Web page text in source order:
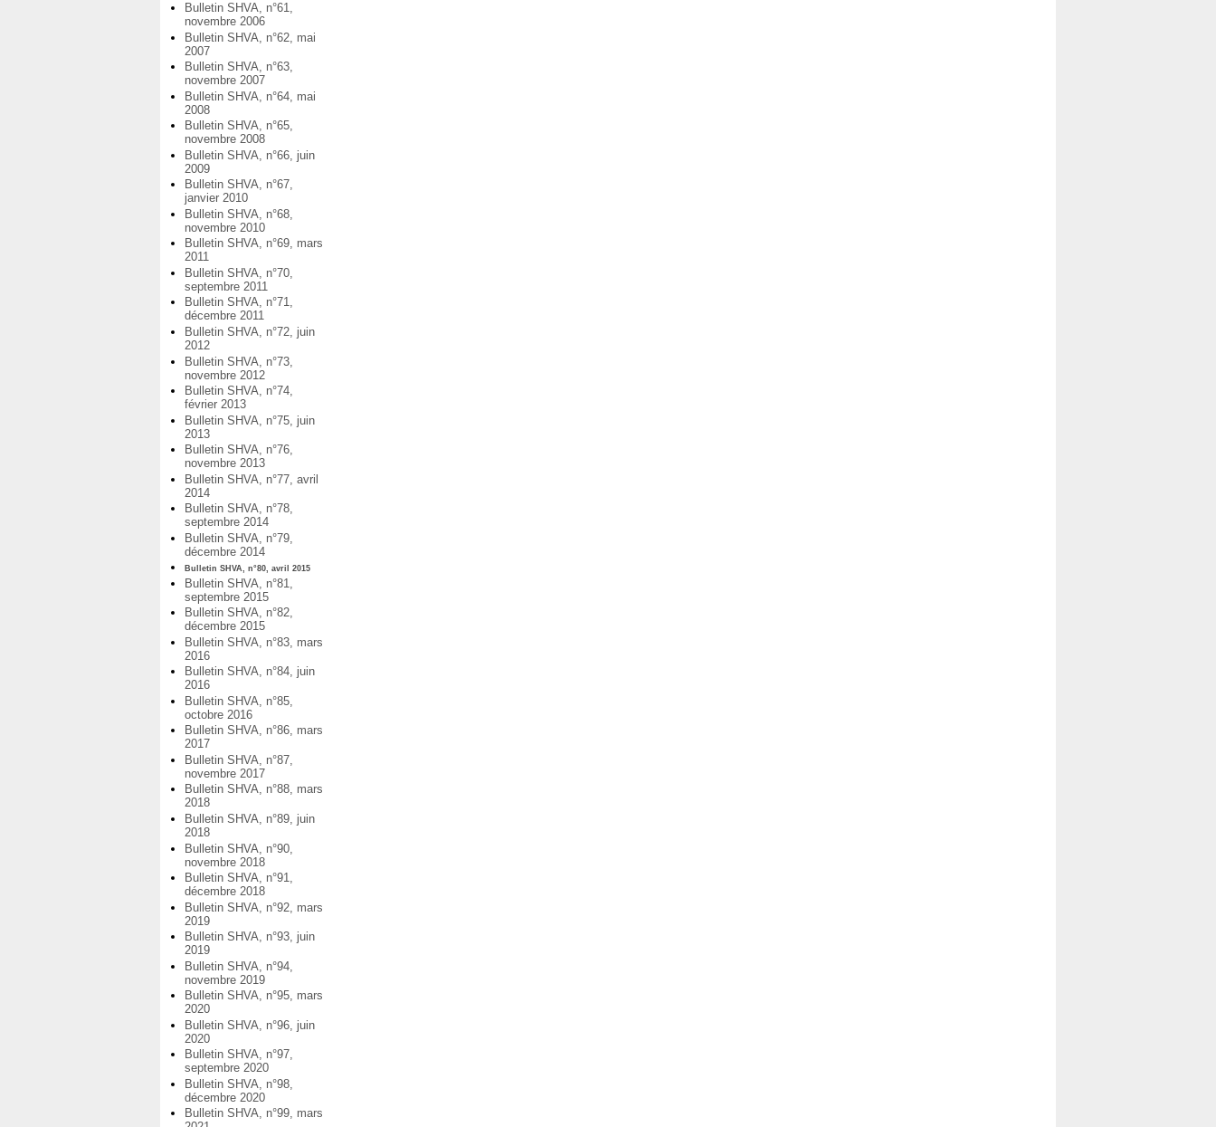
Bulletin SHVA, n°61,
novembre 2006
Bulletin SHVA, n°62, mai
2007
Bulletin SHVA, n°63,
novembre 2007
Bulletin SHVA, n°64, mai
2008
Bulletin SHVA, n°65,
novembre 2008
Bulletin SHVA, n°66, juin
2009
Bulletin SHVA, n°67,
janvier 2010
Bulletin SHVA, n°68,
novembre 2010
Bulletin SHVA, n°69, mars
2011
Bulletin SHVA, n°70,
septembre 2011
Bulletin SHVA, n°71,
décembre 2011
Bulletin SHVA, n°72, juin
2012
Bulletin SHVA, n°73,
novembre 2012
Bulletin SHVA, n°74,
février 2013
Bulletin SHVA, n°75, juin
2013
Bulletin SHVA, n°76,
novembre 2013
Bulletin SHVA, n°77, avril
2014
Bulletin SHVA, n°78,
septembre 2014
Bulletin SHVA, n°79,
décembre 2014
Bulletin SHVA, n°80, avril 2015
Bulletin SHVA, n°81,
septembre 2015
Bulletin SHVA, n°82,
décembre 2015
Bulletin SHVA, n°83, mars
2016
Bulletin SHVA, n°84, juin
2016
Bulletin SHVA, n°85,
octobre 2016
Bulletin SHVA, n°86, mars
2017
Bulletin SHVA, n°87,
novembre 2017
Bulletin SHVA, n°88, mars
2018
Bulletin SHVA, n°89, juin
2018
Bulletin SHVA, n°90,
novembre 2018
Bulletin SHVA, n°91,
décembre 2018
Bulletin SHVA, n°92, mars
2019
Bulletin SHVA, n°93, juin
2019
Bulletin SHVA, n°94,
novembre 2019
Bulletin SHVA, n°95, mars
2020
Bulletin SHVA, n°96, juin
2020
Bulletin SHVA, n°97,
septembre 2020
Bulletin SHVA, n°98,
décembre 2020
Bulletin SHVA, n°99, mars